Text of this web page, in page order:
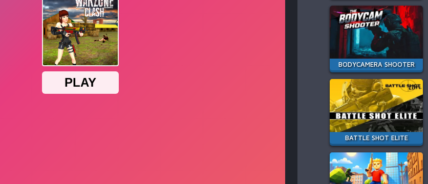
BODYCAMERA SHOOTER
BATTLE SHOT ELITE